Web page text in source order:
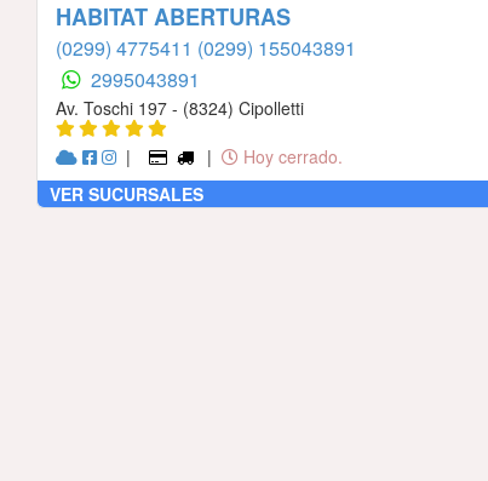
HABITAT ABERTURAS
(0299) 4775411 (0299) 155043891
2995043891
Av. Toschi 197 - (8324) Cipolletti
|
| Hoy cerrado.
VER SUCURSALES